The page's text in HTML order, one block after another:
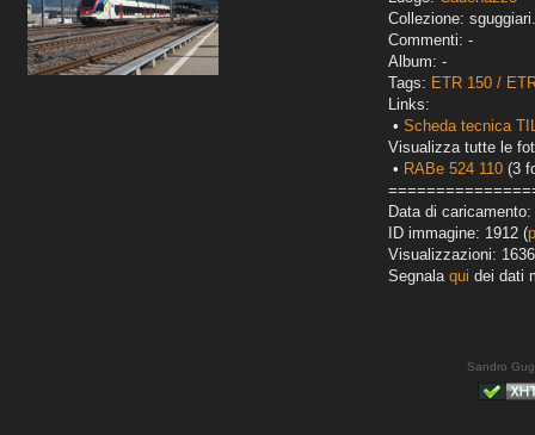
Collezione:
Commenti: -
Album: -
Tags: ETR 150 /
Links:
• Scheda tecnica
Visualizza tutte le
• RABe 524 110 (3
Data di
ID immagine: 1912 (
Visualizzazioni: 1636
Segnala qui dei dati
Sandro